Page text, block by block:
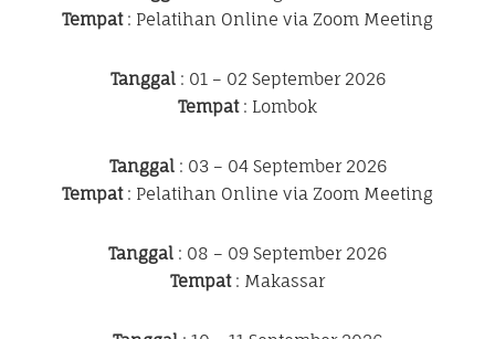
Tempat: Pelatihan Online via Zoom Meeting
Tanggal: 01 – 02 September 2026
Tempat: Lombok
Tanggal: 03 – 04 September 2026
Tempat: Pelatihan Online via Zoom Meeting
Tanggal : 08 – 09 September 2026
Tempat: Makassar